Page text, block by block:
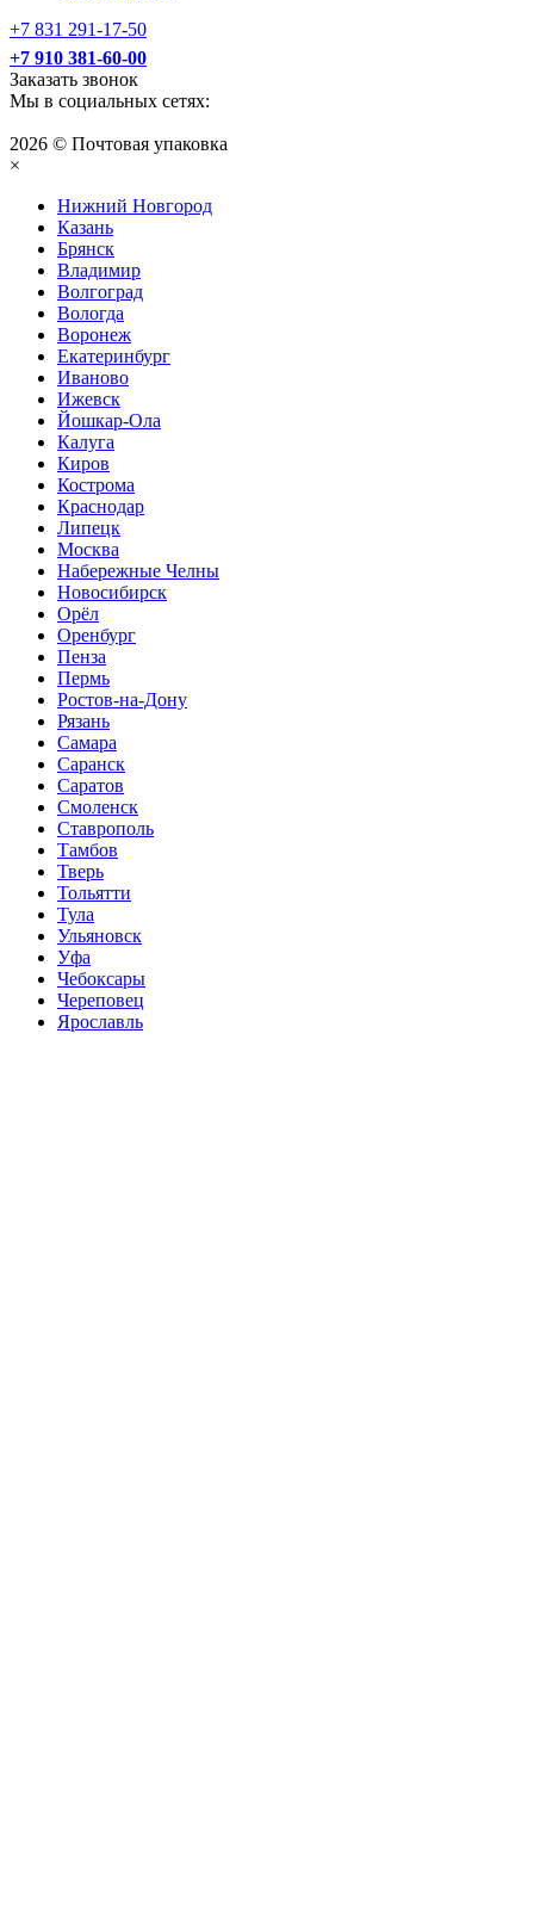
+7 831 291-17-50
+7 910 381-60-00
Заказать звонок
Мы в социальных сетях:
2026 © Почтовая упаковка
×
Нижний Нoвгород
Казань
Брянск
Владимир
Волгоград
Вологда
Воронеж
Екатеринбург
Иваново
Ижевск
Йошкар-Ола
Калуга
Киров
Кострома
Краснодар
Липецк
Москва
Набережные Челны
Новосибирск
Орёл
Оренбург
Пенза
Пермь
Ростов-на-Дону
Рязань
Самара
Саранск
Саратов
Смоленск
Ставрополь
Тамбов
Тверь
Тольятти
Тула
Ульяновск
Уфа
Чебоксары
Череповец
Ярославль